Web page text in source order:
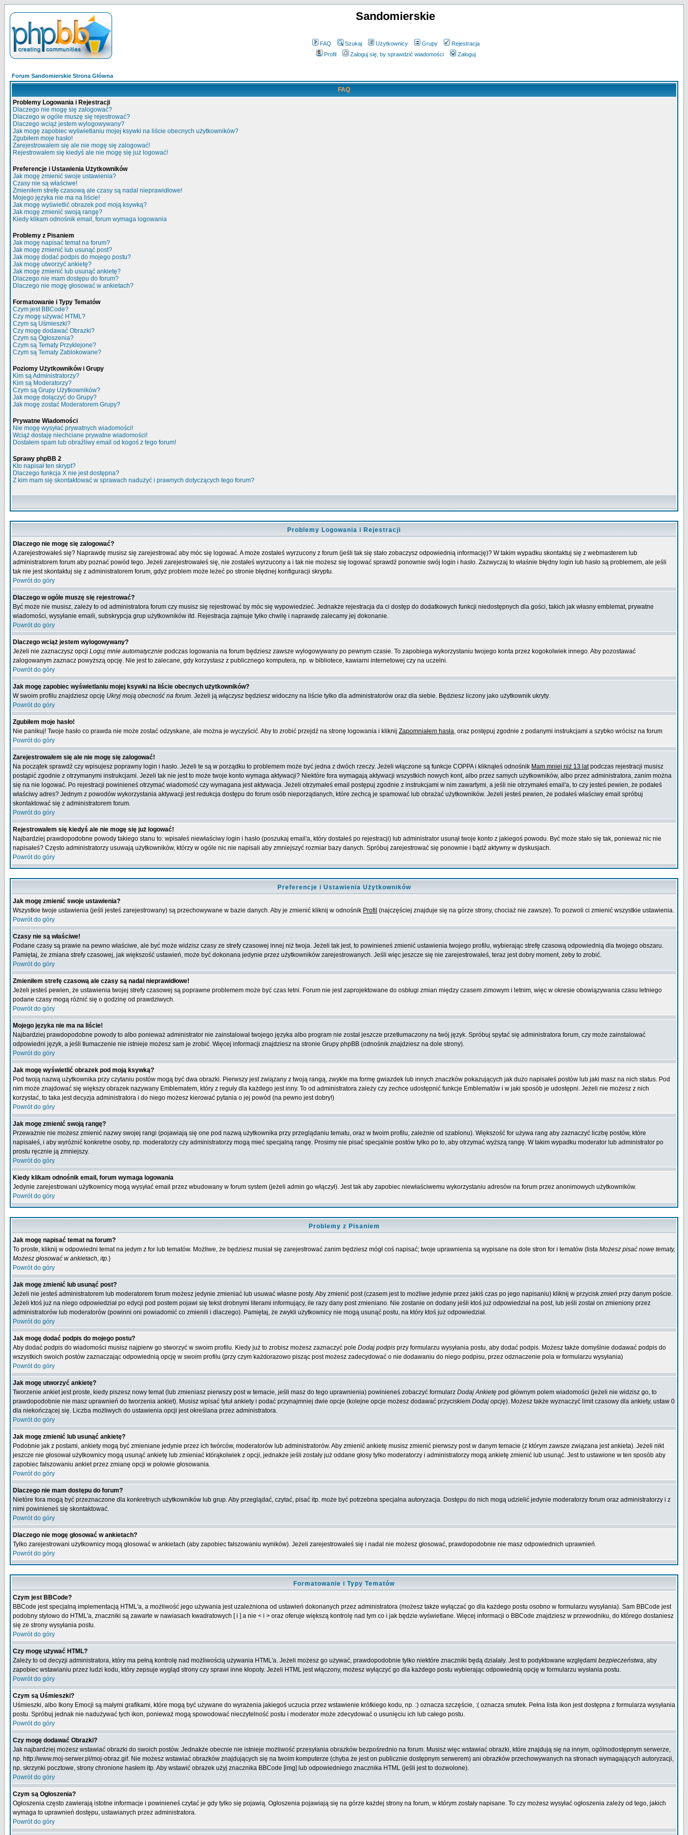
Sandomierskie
FAQ Szukaj Użytkownicy Grupy
Rejestracja
Profil
Zaloguj się, by sprawdzić wiadomości Zaloguj
Forum Sandomierskie Strona Główna
FAQ
Problemy Logowania i Rejestracji
Dlaczego nie mogę się zalogować?
Dlaczego w ogóle muszę się rejestrować?
Dlaczego wciąż jestem wylogowywany?
Jak mogę zapobiec wyświetlaniu mojej ksywki na liście obecnych użytkowników?
Zgubiłem moje hasło!
Zarejestrowałem się ale nie mogę się zalogować!
Rejestrowałem się kiedyś ale nie mogę się już logować!
Preferencje i Ustawienia Użytkowników
Jak mogę zmienić swoje ustawienia?
Czasy nie są właściwe!
Zmieniłem strefę czasową ale czasy są nadal nieprawidłowe!
Mojego języka nie ma na liście!
Jak mogę wyświetlić obrazek pod moją ksywką?
Jak mogę zmienić swoją rangę?
Kiedy klikam odnośnik email, forum wymaga logowania
Problemy z Pisaniem
Jak mogę napisać temat na forum?
Jak mogę zmienić lub usunąć post?
Jak mogę dodać podpis do mojego postu?
Jak mogę utworzyć ankietę?
Jak mogę zmienić lub usunąć ankietę?
Dlaczego nie mam dostępu do forum?
Dlaczego nie mogę głosować w ankietach?
Formatowanie i Typy Tematów
Czym jest BBCode?
Czy mogę używać HTML?
Czym są Uśmieszki?
Czy mogę dodawać Obrazki?
Czym są Ogłoszenia?
Czym są Tematy Przyklejone?
Czym są Tematy Zablokowane?
Poziomy Użytkowników i Grupy
Kim są Administratorzy?
Kim są Moderatorzy?
Czym są Grupy Użytkowników?
Jak mogę dołączyć do Grupy?
Jak mogę zostać Moderatorem Grupy?
Prywatne Wiadomości
Nie mogę wysyłać prywatnych wiadomości!
Wciąż dostaję niechciane prywatne wiadomości!
Dostałem spam lub obraźliwy email od kogoś z tego forum!
Sprawy phpBB 2
Kto napisał ten skrypt?
Dlaczego funkcja X nie jest dostępna?
Z kim mam się skontaktować w sprawach nadużyć i prawnych dotyczących tego forum?
Problemy Logowania i Rejestracji
Dlaczego nie mogę się zalogować?
A zarejestrowałeś się? Naprawdę musisz się zarejestrować aby móc się logować. A może zostałeś wyrzucony z forum (jeśli tak się stało zobaczysz odpowiednią informację)? W takim wypadku skontaktuj się z webmasterem lub
administratorem forum aby poznać powód tego. Jeżeli zarejestrowałeś się, nie zostałeś wyrzucony a i tak nie możesz się logować sprawdź ponownie swój login i hasło. Zazwyczaj to właśnie błędny login lub hasło są problemem, ale jeśli
tak nie jest skontaktuj się z administratorem forum, gdyż problem może leżeć po stronie błędnej konfiguracji skryptu.
Powrót do góry
Dlaczego w ogóle muszę się rejestrować?
Być może nie musisz, zależy to od administratora forum czy musisz się rejestrować by móc się wypowiedzieć. Jednakże rejestracja da ci dostęp do dodatkowych funkcji niedostępnych dla gości, takich jak własny emblemat, prywatne
wiadomości, wysyłanie emaili, subskrypcja grup użytkowników itd. Rejestracja zajmuje tylko chwilę i naprawdę zalecamy jej dokonanie.
Powrót do góry
Dlaczego wciąż jestem wylogowywany?
Jeżeli nie zaznaczysz opcji Loguj mnie automatycznie podczas logowania na forum będziesz zawsze wylogowywany po pewnym czasie. To zapobiega wykorzystaniu twojego konta przez kogokolwiek innego. Aby pozostawać
zalogowanym zaznacz powyższą opcję. Nie jest to zalecane, gdy korzystasz z publicznego komputera, np. w bibliotece, kawiarni internetowej czy na uczelni.
Powrót do góry
Jak mogę zapobiec wyświetlaniu mojej ksywki na liście obecnych użytkowników?
W swoim profilu znajdziesz opcję Ukryj moją obecność na forum. Jeżeli ją włączysz będziesz widoczny na liście tylko dla administratorów oraz dla siebie. Będziesz liczony jako użytkownik ukryty.
Powrót do góry
Zgubiłem moje hasło!
Nie panikuj! Twoje hasło co prawda nie może zostać odzyskane, ale można je wyczyścić. Aby to zrobić przejdź na stronę logowania i kliknij Zapomniałem hasła, oraz postępuj zgodnie z podanymi instrukcjami a szybko wrócisz na forum
Powrót do góry
Zarejestrowałem się ale nie mogę się zalogować!
Na początek sprawdź czy wpisujesz poprawny login i hasło. Jeżeli te są w porządku to problemem może być jedna z dwóch rzeczy. Jeżeli włączone są funkcje COPPA i kliknąłeś odnośnik Mam mniej niż 13 latpodczas rejestracji musisz
postąpić zgodnie z otrzymanymi instrukcjami. Jeżeli tak nie jest to może twoje konto wymaga aktywacji? Niektóre fora wymagają aktywacji wszystkich nowych kont, albo przez samych użytkowników, albo przez administratora, zanim można
się na nie logować. Po rejestracji powinieneś otrzymać wiadomość czy wymagana jest aktywacja. Jeżeli otrzymałeś email postępuj zgodnie z instrukcjami w nim zawartymi, a jeśli nie otrzymałeś email'a, to czy jesteś pewien, że podałeś
właściwy adres? Jednym z powodów wykorzystania aktywacji jest redukcja dostępu do forum osób nieporządanych, które zechcą je spamować lub obrażać użytkowników. Jeżeli jesteś pewien, że podałeś właściwy email spróbuj
skontaktować się z administratorem forum.
Powrót do góry
Rejestrowałem się kiedyś ale nie mogę się już logować!
Najbardziej prawdopodobne powody takiego stanu to: wpisałeś niewłaściwy login i hasło (poszukaj email'a, który dostałeś po rejestracji) lub administrator usunął twoje konto z jakiegoś powodu. Być może stało się tak, ponieważ nic nie
napisałeś? Często administratorzy usuwają użytkowników, którzy w ogóle nic nie napisali aby zmniejszyć rozmiar bazy danych. Spróbuj zarejestrować się ponownie i bądź aktywny w dyskusjach.
Powrót do góry
Preferencje i Ustawienia Użytkowników
Jak mogę zmienić swoje ustawienia?
Wszystkie twoje ustawienia (jeśli jesteś zarejestrowany) są przechowywane w bazie danych. Aby je zmienić kliknij w odnośnik Profil (najczęściej znajduje się na górze strony, chociaż nie zawsze). To pozwoli ci zmienić wszystkie ustawienia.
Powrót do góry
Czasy nie są właściwe!
Podane czasy są prawie na pewno właściwe, ale być może widzisz czasy ze strefy czasowej innej niż twoja. Jeżeli tak jest, to powinieneś zmienić ustawienia twojego profilu, wybierając strefę czasową odpowiednią dla twojego obszaru.
Pamiętaj, że zmiana strefy czasowej, jak większość ustawień, może być dokonana jedynie przez użytkowników zarejestrowanych. Jeśli więc jeszcze się nie zarejestrowałeś, teraz jest dobry moment, żeby to zrobić.
Powrót do góry
Zmieniłem strefę czasową ale czasy są nadal nieprawidłowe!
Jeżeli jesteś pewien, że ustawienia twojej strefy czasowej są poprawne problemem może być czas letni. Forum nie jest zaprojektowane do osbługi zmian między czasem zimowym i letnim, więc w okresie obowiązywania czasu letniego
podane czasy mogą różnić się o godzinę od prawdziwych.
Powrót do góry
Mojego języka nie ma na liście!
Najbardziej prawdopodobne powody to albo ponieważ administrator nie zainstalował twojego języka albo program nie został jeszcze przetłumaczony na twój język. Spróbuj spytać się administratora forum, czy może zainstalować
odpowiedni język, a jeśli tłumaczenie nie istnieje możesz sam je zrobić. Więcej informacji znajdziesz na stronie Grupy phpBB (odnośnik znajdziesz na dole strony).
Powrót do góry
Jak mogę wyświetlić obrazek pod moją ksywką?
Pod twoją nazwą użytkownika przy czytaniu postów mogą być dwa obrazki. Pierwszy jest związany z twoją rangą, zwykle ma formę gwiazdek lub innych znaczków pokazujących jak dużo napisałeś postów lub jaki masz na nich status. Pod
nim może znajdować się większy obrazek nazywany Emblematem, który z reguły dla każdego jest inny. To od administratora zależy czy zechce udostępnić funkcje Emblematów i w jaki sposób je udostępni. Jeżeli nie możesz z nich
korzystać, to taka jest decyzja administratora i do niego możesz kierować pytania o jej powód (na pewno jest dobry!)
Powrót do góry
Jak mogę zmienić swoją rangę?
Przeważnie nie możesz zmienić nazwy swojej rangi (pojawiają się one pod nazwą użytkownika przy przeglądaniu tematu, oraz w twoim profilu, zależnie od szablonu). Większość for używa rang aby zaznaczyć liczbę postów, które
napisałeś, i aby wyróżnić konkretne osoby, np. moderatorzy czy administratorzy mogą mieć specjalną rangę. Prosimy nie pisać specjalnie postów tylko po to, aby otrzymać wyższą rangę. W takim wypadku moderator lub administrator po
prostu ręcznie ją zmniejszy.
Powrót do góry
Kiedy klikam odnośnik email, forum wymaga logowania
Jedynie zarejestrowani użytkownicy mogą wysyłać email przez wbudowany w forum system (jeżeli admin go włączył). Jest tak aby zapobiec niewłaściwemu wykorzystaniu adresów na forum przez anonimowych użytkowników.
Powrót do góry
Problemy z Pisaniem
Jak mogę napisać temat na forum?
To proste, kliknij w odpowiedni temat na jedym z for lub tematów. Możliwe, że będziesz musiał się zarejestrować zanim będziesz mógł coś napisać; twoje uprawnienia są wypisane na dole stron for i tematów (lista Możesz pisać nowe tematy,
Możesz głosować w ankietach, itp.)
Powrót do góry
Jak mogę zmienić lub usunąć post?
Jeżeli nie jesteś administratorem lub moderatorem forum możesz jedynie zmieniać lub usuwać własne posty. Aby zmienić post (czasem jest to możliwe jedynie przez jakiś czas po jego napisaniu) kliknij w przycisk zmień przy danym poście.
Jeżeli ktoś już na niego odpowiedział po edycji pod postem pojawi się tekst drobnymi literami informujący, ile razy dany post zmieniano. Nie zostanie on dodany jeśli ktoś już odpowiedział na post, lub jeśli został on zmieniony przez
administratorów lub moderatorów (powinni oni powiadomić co zmienili i dlaczego). Pamiętaj, że zwykli użytkownicy nie mogą usunąć postu, na który ktoś już odpowiedział.
Powrót do góry
Jak mogę dodać podpis do mojego postu?
Aby dodać podpis do wiadomości musisz najpierw go stworzyć w swoim profilu. Kiedy już to zrobisz możesz zaznaczyć pole Dodaj podpis przy formularzu wysyłania postu, aby dodać podpis. Możesz także domyślnie dodawać podpis do
wszystkich swoich postów zaznaczając odpowiednią opcję w swoim profilu (przy czym każdorazowo pisząc post możesz zadecydować o nie dodawaniu do niego podpisu, przez odznaczenie pola w formularzu wysyłania)
Powrót do góry
Jak mogę utworzyć ankietę?
Tworzenie ankiet jest proste, kiedy piszesz nowy temat (lub zmieniasz pierwszy post w temacie, jeśli masz do tego uprawnienia) powinieneś zobaczyć formularz Dodaj Ankietę pod głównym polem wiadomości (jeżeli nie widzisz go, to
prawdopodobnie nie masz uprawnień do tworzenia ankiet). Musisz wpisać tytuł ankiety i podać przynajmniej dwie opcje (kolejne opcje możesz dodawać przyciskiem Dodaj opcję). Możesz także wyznaczyć limit czasowy dla ankiety, ustaw 0
dla niekończącej się. Liczba możliwych do ustawienia opcji jest określana przez administratora.
Powrót do góry
Jak mogę zmienić lub usunąć ankietę?
Podobnie jak z postami, ankiety mogą być zmieniane jedynie przez ich twórców, moderatorów lub administratorów. Aby zmienić ankietę musisz zmienić pierwszy post w danym temacie (z którym zawsze związana jest ankieta). Jeżeli nikt
jeszcze nie głosował użytkownicy mogą usunąć ankietę lub zmieniać którąkolwiek z opcji, jednakże jeśli zostały już oddane głosy tylko moderatorzy i administratorzy mogą ankietę zmienić lub usunąć. Jest to ustawione w ten sposób aby
zapobiec fałszowaniu ankiet przez zmianę opcji w połowie głosowania.
Powrót do góry
Dlaczego nie mam dostępu do forum?
Nietóre fora mogą być przeznaczone dla konkretnych użytkowników lub grup. Aby przeglądać, czytać, pisać itp. może być potrzebna specjalna autoryzacja. Dostępu do nich mogą udzielić jedynie moderatorzy forum oraz administratorzy i z
nimi powinieneś się skontaktować.
Powrót do góry
Dlaczego nie mogę głosować w ankietach?
Tylko zarejestrowani użytkownicy mogą głosować w ankietach (aby zapobiec fałszowaniu wyników). Jeżeli zarejestrowałeś się i nadal nie możesz głosować, prawdopodobnie nie masz odpowiednich uprawnień.
Powrót do góry
Formatowanie i Typy Tematów
Czym jest BBCode?
BBCode jest specjalną implementacją HTML'a, a możliwość jego używania jest uzależniona od ustawień dokonanych przez administratora (możesz także wyłączać go dla każdego postu osobno w formularzu wysyłania). Sam BBCode jest
podobny stylowo do HTML'a, znaczniki są zawarte w nawiasach kwadratowych [ i ] a nie < i > oraz oferuje większą kontrolę nad tym co i jak będzie wyświetlane. Więcej informacji o BBCode znajdziesz w przewodniku, do którego dostaniesz
się ze strony wysyłania postu.
Powrót do góry
Czy mogę używać HTML?
Zależy to od decyzji administratora, który ma pełną kontrolę nad możliwością używania HTML'a. Jeżeli możesz go używać, prawdopodobnie tylko niektóre znaczniki będą działały. Jest to podyktowane względami bezpieczeństwa, aby
zapobiec wstawianiu przez ludzi kodu, który zepsuje wygląd strony czy sprawi inne kłopoty. Jeżeli HTML jest włączony, możesz wyłączyć go dla każdego postu wybierając odpowiednią opcję w formularzu wysłania postu.
Powrót do góry
Czym są Uśmieszki?
Uśmieszki, albo Ikony Emocji są małymi grafikami, które mogą być używane do wyrażenia jakiegoś uczucia przez wstawienie krótkiego kodu, np. :) oznacza szczęście, :( oznacza smutek. Pełna lista ikon jest dostępna z formularza wysyłania
postu. Spróbuj jednak nie nadużywać tych ikon, ponieważ mogą spowodować nieczytelność postu i moderator może zdecydować o usunięciu ich lub całego postu.
Powrót do góry
Czy mogę dodawać Obrazki?
Jak najbardziej możesz wstawiać obrazki do swoich postów. Jednakże obecnie nie istnieje możliwość przesyłania obrazków bezpośrednio na forum. Musisz więc wstawiać obrazki, które znajdują się na innym, ogólnodostępnym serwerze,
np. http://www.moj-serwer.pl/moj-obraz.gif. Nie możesz wstawiać obrazków znajdujących się na twoim komputerze (chyba że jest on publicznie dostępnym serwerem) ani obrazków przechowywanych na stronach wymagających autoryzacji,
np. skrzynki pocztowe, strony chronione hasłem itp. Aby wstawić obrazek użyj znacznika BBCode [img] lub odpowiedniego znacznika HTML (jeśli jest to dozwolone).
Powrót do góry
Czym są Ogłoszenia?
Ogłoszenia często zawierają istotne informacje i powinieneś czytać je gdy tylko się pojawią. Ogłoszenia pojawiają się na górze każdej strony na forum, w którym zostały napisane. To czy możesz wysyłać ogłoszenia zależy od tego, jakich
wymaga to uprawnień dostępu, ustawianych przez administratora.
Powrót do góry